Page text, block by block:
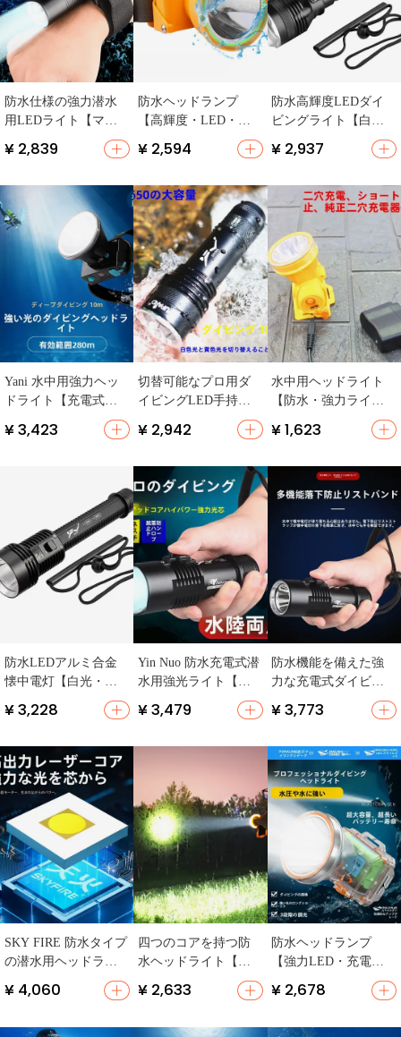
防水仕様の強力潜水
用LEDライト【マグ
ネットスイッチ・充
電式・アウトドア
¥ 2,839
防水ヘッドランプ
【高輝度・LED・ア
¥ 2,594
防水高輝度LEDダイ
ビングライト【白
光・長時間持続・186
50バッテリー使用】
¥ 2,937
Yani 水中用強力ヘッ
ドライト【充電式・
防水・長時間照明】
¥ 3,423
切替可能なプロ用ダ
イビングLED手持ち
ライト【26650バッテ
リー・水中100m・超
¥ 2,942
水中用ヘッドライト
【防水・強力ライ
ト・白色・黄色光】
¥ 1,623
防水LEDアルミ合金
懐中電灯【白光・黄
光・焦点調整可能】
¥ 3,228
Yin Nuo 防水充電式潜
水用強光ライト【磁
気スイッチ・アウト
ドア・明るい】
¥ 3,479
防水機能を備えた強
力な充電式ダイビン
グライト【水中磁気
制御スイッチ・アウ
¥ 3,773
SKY FIRE 防水タイプ
の潜水用ヘッドライ
ト【強力な明るさ・
充電式・長持ちバッ
¥ 4,060
四つのコアを持つ防
水ヘッドライト【強
用・頭に装着】
¥ 2,633
防水ヘッドランプ
【強力LED・充電
さ】
¥ 2,678